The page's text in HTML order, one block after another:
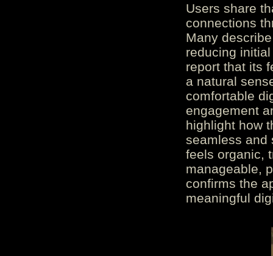
Users share
connections
Many
reducing
report that its
a natural
comfortable
engagement
highlight how
seamless and
feels organic,
manageable,
confirms the
meaningful